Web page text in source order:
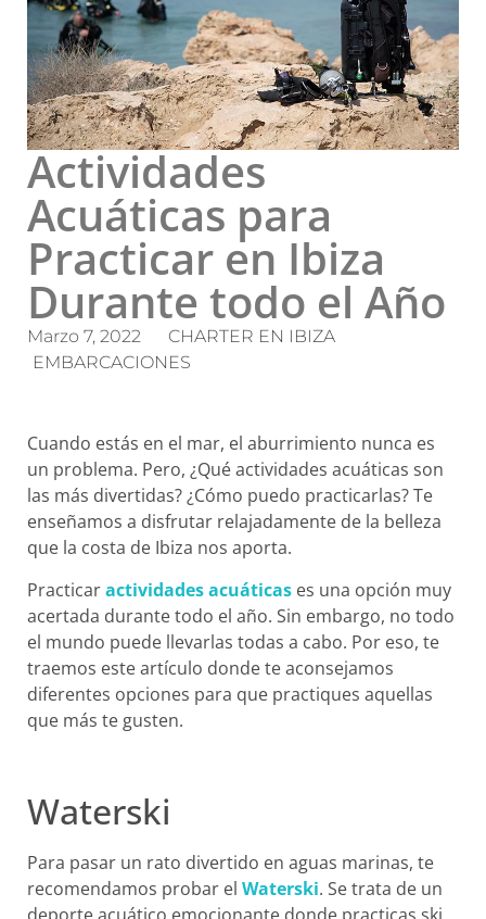
Actividades
Acuáticas para
Practicar en Ibiza
Durante todo el Año
Marzo 7, 2022
CHARTER EN IBIZA
EMBARCACIONES
Cuando estás en el mar, el aburrimiento nunca es
un problema. Pero, ¿Qué actividades acuáticas son
las más divertidas? ¿Cómo puedo practicarlas? Te
enseñamos a disfrutar relajadamente de la belleza
que la costa de Ibiza nos aporta.
Practicaractividades acuáticas es una opción muy
acertada durante todo el año. Sin embargo, no todo
el mundo puede llevarlas todas a cabo. Por eso, te
traemos este artículo donde te aconsejamos
diferentes opciones para que practiques aquellas
que más te gusten.
Waterski
Para pasar un rato divertido en aguas marinas, te
recomendamos probar el Waterski. Se trata de un
deporte acuático emocionante donde practicas ski